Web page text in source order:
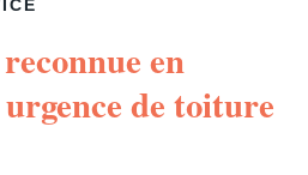
en
de toiture